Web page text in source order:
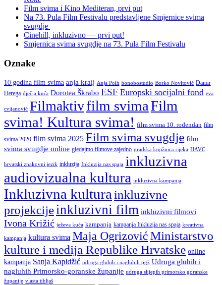
Film svima i Kino Mediteran, prvi put
Na 73. Pula Film Festivalu predstavljene Smjernice svima
svugdje
Cinehill, inkluzivno — prvi put!
Smjernica svima svugdje na 73. Pula Film Festivalu
Oznake
10 godina film svima anja kralj Anja Polh bonobostudio Borko Novitović Damir
Herega dječja kuća Dorotea Škrabo ESF Europski socijalni fond eva
cvijanović Filmaktivfilm svimaFilm
svima! Kultura svima! film svima 10. rođendan film
svima 2020 film svima 2025 Film svima svugdje film
svima svugdje online gledajmo filmove zajedno gradska knjižnica rijeka HAVC
hrvatski znakovni jezik inkluzija Inkluzija nas spaja inkluzivna
audiovizualna kultura inkluzivna kampanja
Inkluzivna kulturainkluzivne
projekcijeinkluzivni film inkluzivni filmovi
Ivona Križić ježeva kuća kampanja kampanja Inkluzija nas spaja kreativna
kampanja kultura svima Maja OgrizovićMinistarstvo
kulture i medija Republike Hrvatske online
kampanja Sanja Kapidžić udruga gluhih i nagluhih pgž Udruga gluhih i
nagluhih Primorsko-goranske županije udruga slijepih primorsko goranske
županije vlasta tibljaš